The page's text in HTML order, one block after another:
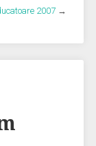
2007 →